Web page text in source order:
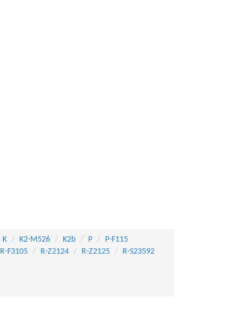
K K2-M526 K2b P
P-F115
R-F3105 R-Z2124 R-Z2125
R-S23592